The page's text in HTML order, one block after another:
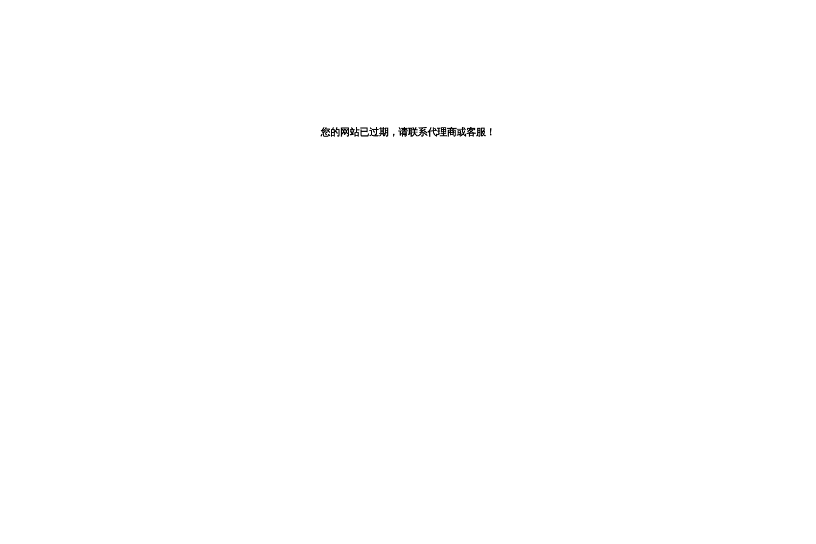
您的网站已过期，请联系代理商或客服！